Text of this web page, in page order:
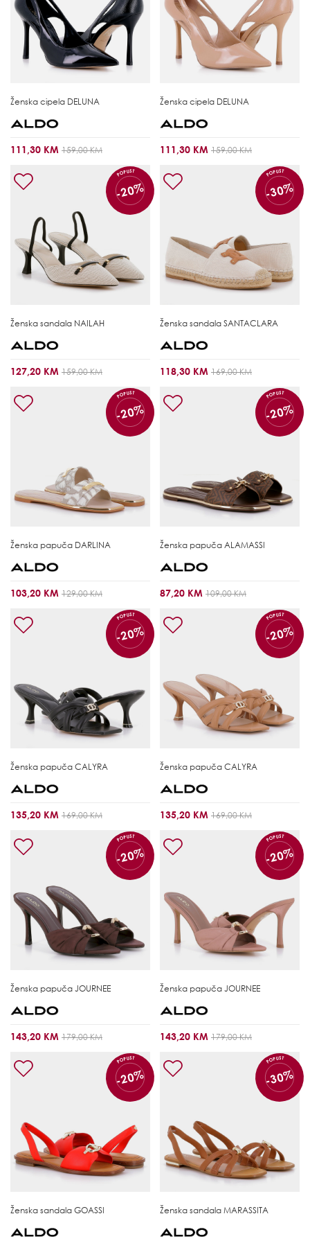
Ženska cipela DELUNA
111,30 KM 159,00 KM
Ženska cipela DELUNA
111,30 KM 159,00 KM
POPUST
-20%
Ženska sandala NAILAH
127,20 KM 159,00 KM
POPUST
-30%
Ženska sandala SANTACLARA
118,30 KM 169,00 KM
POPUST
-20%
Ženska papuča DARLINA
103,20 KM 129,00 KM
POPUST
-20%
Ženska papuča ALAMASSI
87,20 KM 109,00 KM
POPUST
-20%
Ženska papuča CALYRA
135,20 KM 169,00 KM
POPUST
-20%
Ženska papuča CALYRA
135,20 KM 169,00 KM
POPUST
-20%
Ženska papuča JOURNEE
143,20 KM 179,00 KM
POPUST
-20%
Ženska papuča JOURNEE
143,20 KM 179,00 KM
POPUST
-20%
Ženska sandala GOASSI
POPUST
-30%
Ženska sandala MARASSITA